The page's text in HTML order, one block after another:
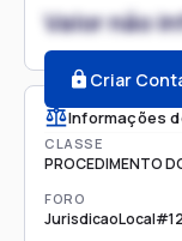
Valor não
Criar
Informações
CLASSE
PROCEDIMENTO
FORO